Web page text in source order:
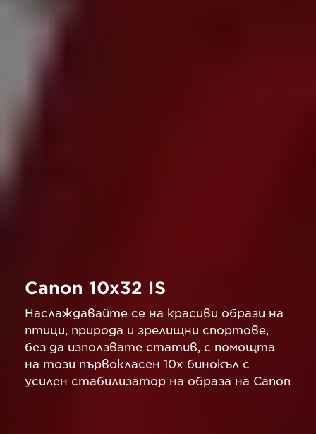
Canon 10x32 IS
Наслаждавайте се на красиви образи на
птици, природа и зрелищни спортове,
без да използвате статив, с помощта
на този първокласен 10x бинокъл с
усилен стабилизатор на образа на Canon